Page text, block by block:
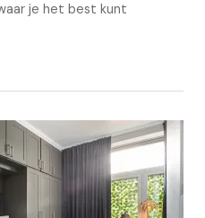
je het best kunt